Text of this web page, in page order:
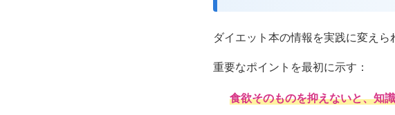
ダイエット本の情報を実践に変えら
重要なポイントを最初に示す：
食欲そのものを抑えないと、知